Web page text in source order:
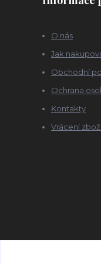
O nás
Jak
Obchodní
Ochrana
Kontakty
Vrácení